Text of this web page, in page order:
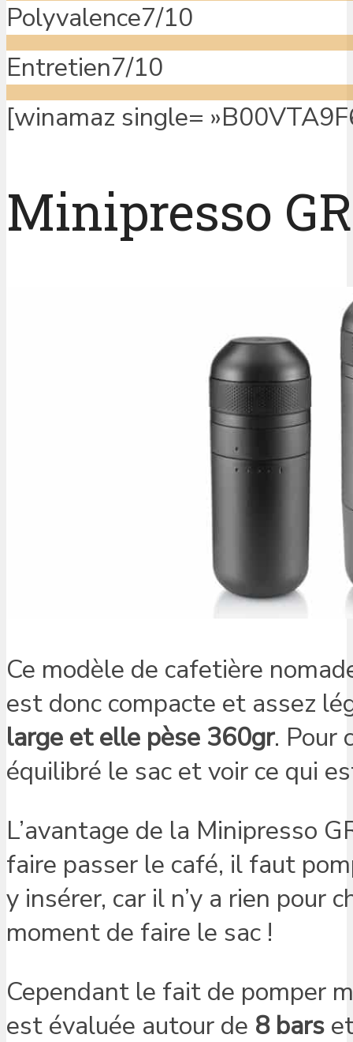
Polyvalence7/10
Entretien7/10
[winamaz single=
Minipresso
Ce modèle de cafetière
est donc compacte et assez
large et elle pèse 360gr. Pour
équilibré le sac et voir ce qui
L’avantage de la Minipresso
faire passer le café, il faut
y insérer, car il n’y a rien pour
moment de faire le sac !
Cependant le fait de pomper
est évaluée autour de 8 bars